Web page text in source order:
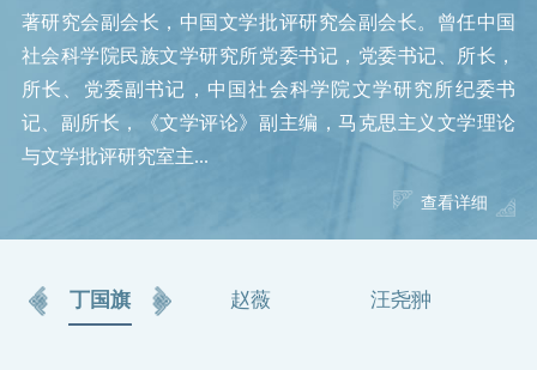
著研究会副会长，中国文学批评研究会副会长。曾任中国
社会科学院民族文学研究所党委书记，党委书记、所长，
所长、党委副书记，中国社会科学院文学研究所纪委书
记、副所长，《文学评论》副主编，马克思主义文学理论
与文学批评研究室主...
查看详细
查看详细
查看详细
丁国旗 赵薇 汪尧翀